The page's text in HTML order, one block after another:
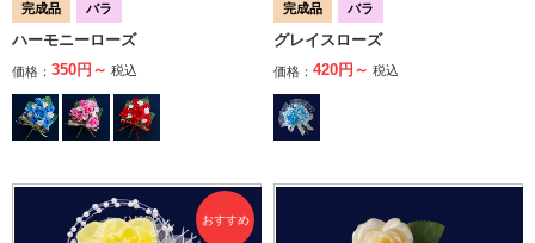
完成品 バラ
ハーモニーローズ
価格： 350円～ 税込
完成品 バラ
グレイスローズ
価格： 420円～ 税込